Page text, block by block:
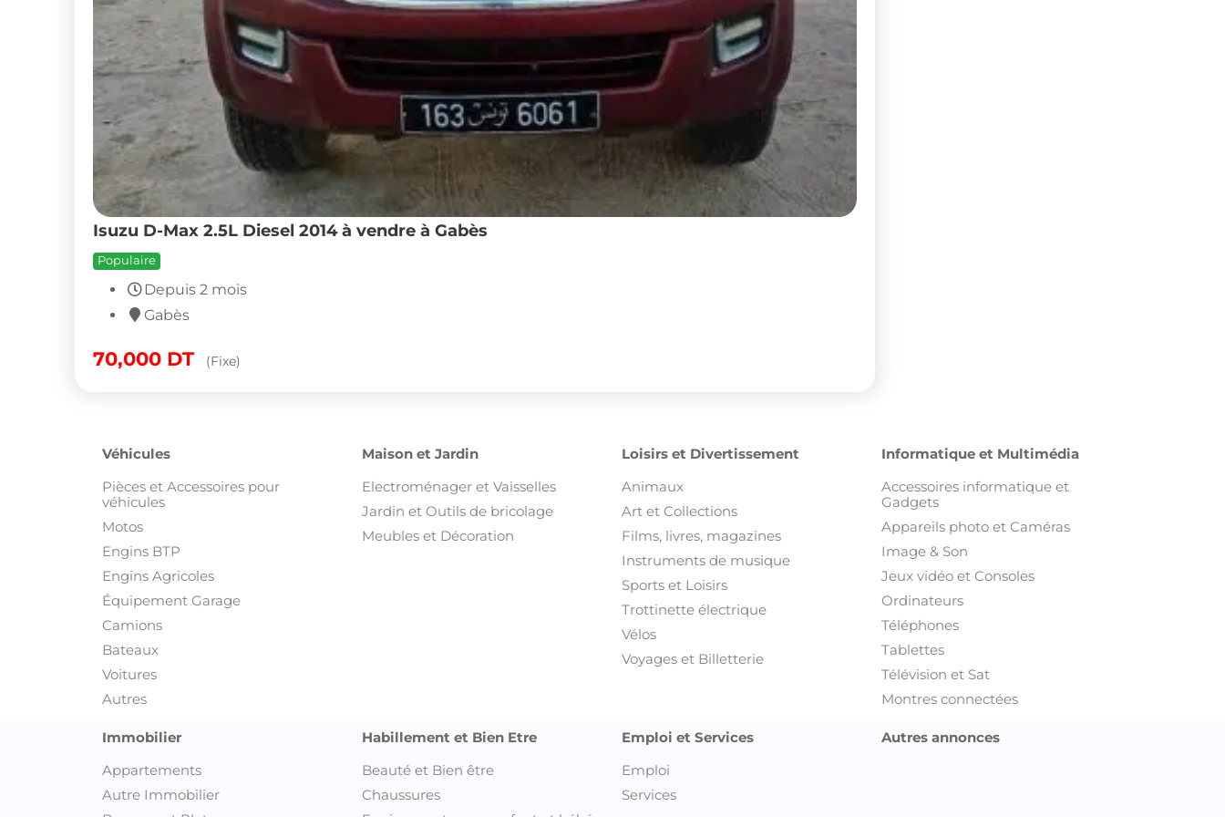
Isuzu D-Max 2.5L Diesel 2014 à vendre à Gabès
Populaire
Depuis 2 mois
Gabès
70,000 DT (Fixe)
Véhicules
Pièces et Accessoires pour
véhicules
Motos
Engins BTP
Engins Agricoles
Équipement Garage
Camions
Bateaux
Voitures
Autres
Maison et Jardin
Electroménager et Vaisselles
Jardin et Outils de bricolage
Meubles et Décoration
Loisirs et Divertissement
Animaux
Art et Collections
Films, livres, magazines
Instruments de musique
Sports et Loisirs
Trottinette électrique
Vélos
Voyages et Billetterie
Informatique et Multimédia
Accessoires informatique et
Gadgets
Appareils photo et Caméras
Image & Son
Jeux vidéo et Consoles
Ordinateurs
Téléphones
Tablettes
Télévision et Sat
Montres connectées
Immobilier
Appartements
Autre Immobilier
Habillement et Bien Etre
Beauté et Bien être
Chaussures
Emploi et Services
Emploi
Services
Autres annonces